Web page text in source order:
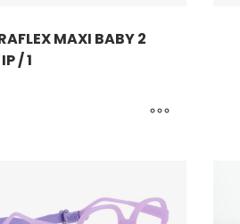
MAXI BABY 2
/ 1